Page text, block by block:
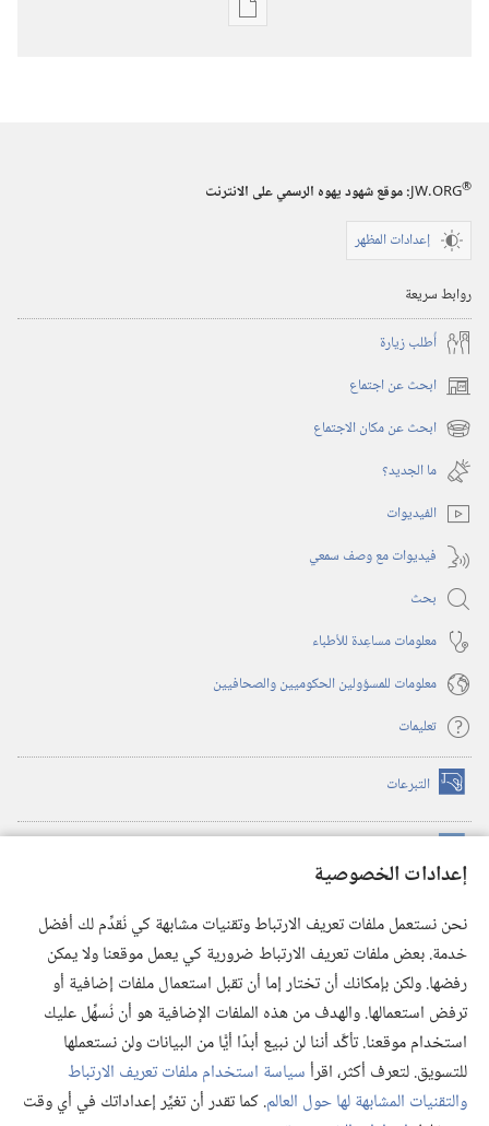
إعدادات الخصوصية
نحن نستعمل ملفات تعريف الارتباط وتقنيات مشابهة كي نُقدِّم لك أفضل
خدمة. بعض ملفات تعريف الارتباط ضرورية كي يعمل موقعنا ولا يمكن
رفضها. ولكن بإمكانك أن تختار إما أن تقبل استعمال ملفات إضافية أو
ترفض استعمالها. والهدف من هذه الملفات الإضافية هو أن نُسهِّل عليك
استخدام موقعنا. تأكَّد أننا لن نبيع أبدًا أيًّا من البيانات ولن نستعملها
للتسويق. لتعرف أكثر، اقرأسياسة استخدام ملفات تعريف الارتباط
والتقنيات المشابهة لها حول العالم. كما تقدر أن تغيِّر إعداداتك في أي وقت
خيارات
الدراسية)‏
JW.ORG®
:‏ موقع شهود يهوه الرسمي على الانترنت
إعدادات المظهر
روابط سريعة
أُطلب زيارة
ابحث عن اجتماع (يفتح
نافذة ابحث عن مكان الاجتماع (يفتح
نافذة
جديدة)
ما الجديد؟‏
الفيديوات
فيديوات مع وصف سمعي
بحث
معلومات مساعِدة للأطباء
معلومات للمسؤولين الحكوميين والصحافيين
تعليمات
التبرعات (يفتح
نافذة
(يفتح
نافذة
(يفتح
نافذة
جديدة) تطبيق ®
JW Library
مكتبة برج المراقبة